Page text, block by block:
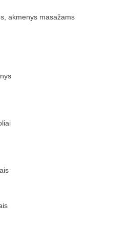
akmenys masažams